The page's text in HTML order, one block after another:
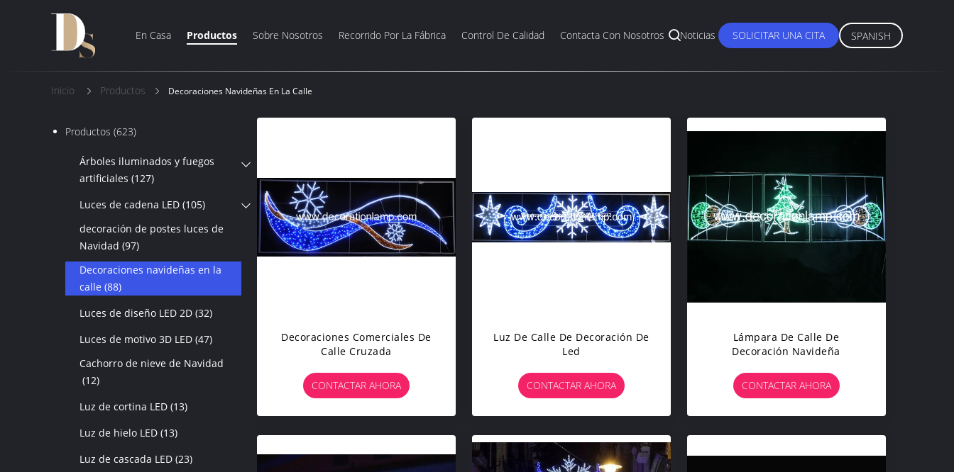
En Casa Productos Sobre Nosotros Recorrido Por La Fábrica Control De Calidad Contacta Con Nosotros Noticias SOLICITAR UNA CITA SPANISH
Inicio Productos Decoraciones Navideñas En La Calle
Productos (623)
Árboles iluminados y fuegos
artificiales (127)
Luces de cadena LED (105)
decoración de postes luces de
Navidad (97)
Decoraciones navideñas en la
calle (88)
Luces de diseño LED 2D (32)
Luces de motivo 3D LED (47)
Cachorro de nieve de Navidad
(12)
Luz de cortina LED (13)
Luz de hielo LED (13)
Luz de cascada LED (23)
Decoraciones Comerciales De
Calle Cruzada
CONTACTAR AHORA
Luz De Calle De Decoración De
Led
CONTACTAR AHORA
Lámpara De Calle De
Decoración Navideña
CONTACTAR AHORA